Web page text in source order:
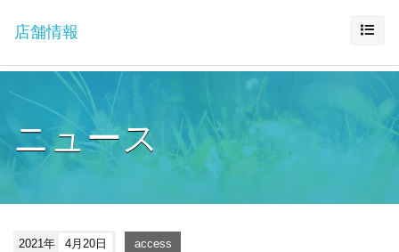
店舗情報
ニュース
2021年 4月20日 access